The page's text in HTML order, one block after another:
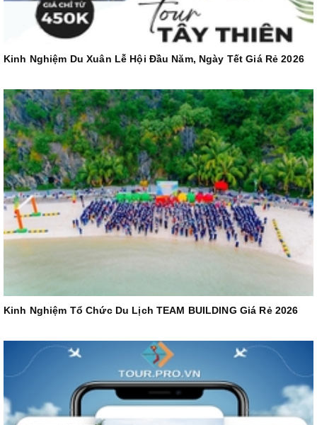
Kinh Nghiệm Du Xuân Lễ Hội Đầu Năm, Ngày Tết Giá Rẻ 2026
Kinh Nghiệm Tổ Chức Du Lịch TEAM BUILDING Giá Rẻ 2026